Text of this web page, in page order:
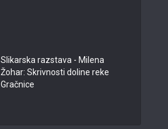
Slikarska razstava - Milena
Žohar: Skrivnosti doline reke
Gračnice